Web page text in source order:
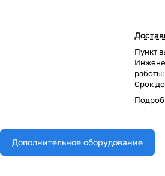
Пункт
Срок
Дополнительное оборудование